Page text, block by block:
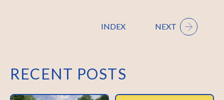
INDEX NEXT
RECENT POSTS